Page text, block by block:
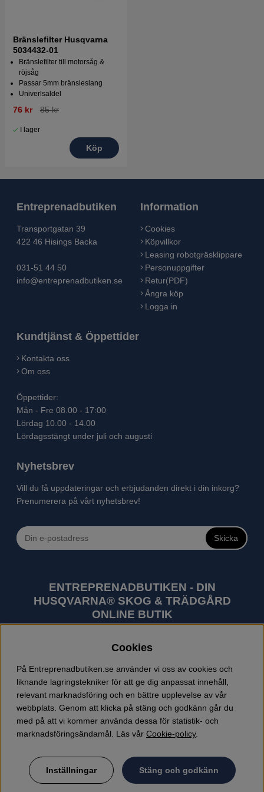
Bränslefilter Husqvarna
5034432-01
Bränslefilter till motorsåg &
röjsåg
Passar 5mm bränsleslang
Univerlsaldel
76 kr 85 kr
I lager
Köp
Entreprenadbutiken
Transportgatan 39
422 46 Hisings Backa
031-51 44 50
info@entreprenadbutiken.se
Information
Cookies
Köpvillkor
Leasing robotgräsklippare
Personuppgifter
Retur(PDF)
Ångra köp
Logga in
Kundtjänst & Öppettider
Kontakta oss
Om oss
Öppettider:
Mån - Fre 08.00 - 17:00
Lördag 10.00 - 14.00
Lördagsstängt under juli och augusti
Nyhetsbrev
Vill du få uppdateringar och erbjudanden direkt i din inkorg?
Prenumerera på vårt nyhetsbrev!
Skicka
ENTREPRENADBUTIKEN - DIN
HUSQVARNA® SKOG & TRÄDGÅRD
ONLINE BUTIK
utomhusprodukter som skogsmaskiner och
trädgårdsmaskiner. I sortimentet finns bl.a. robotgräsklippare,
motorsågar, röjsågar, trimmers, riders, åkgräsklippare,
trädgårdstraktorer, gräsklippare, häcksaxar, lövblåsar,
jordfräsar, snöslungor, skyddskläder och arbetskläder.
Entreprenadbutiken har snabba leveranser av Husqvarna
produkter.
Cookies
På Entreprenadbutiken.se använder vi oss av cookies och
liknande lagringstekniker för att ge dig anpassat innehåll,
relevant marknadsföring och en bättre upplevelse av vår
webbplats. Genom att klicka på stäng och godkänn går du
med på att vi kommer använda dessa för statistik- och
marknadsföringsändamål. Läs vår Cookie-policy.
Inställningar Stäng och godkänn